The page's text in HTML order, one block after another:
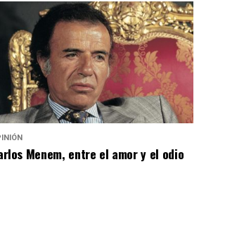
Menem, entre el amor y el odio